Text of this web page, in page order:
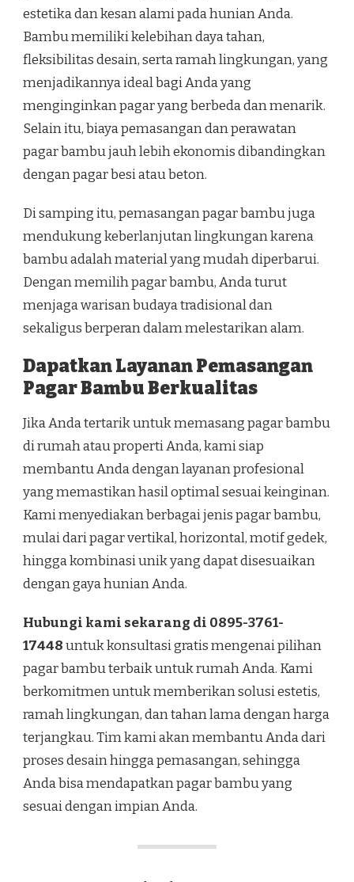
estetika dan kesan alami pada hunian Anda.
Bambu memiliki kelebihan daya tahan,
fleksibilitas desain, serta ramah lingkungan, yang
menjadikannya ideal bagi Anda yang
menginginkan pagar yang berbeda dan menarik.
Selain itu, biaya pemasangan dan perawatan
pagar bambu jauh lebih ekonomis dibandingkan
dengan pagar besi atau beton.
Di samping itu, pemasangan pagar bambu juga
mendukung keberlanjutan lingkungan karena
bambu adalah material yang mudah diperbarui.
Dengan memilih pagar bambu, Anda turut
menjaga warisan budaya tradisional dan
sekaligus berperan dalam melestarikan alam.
Dapatkan Layanan Pemasangan
Pagar Bambu Berkualitas
Jika Anda tertarik untuk memasang pagar bambu
di rumah atau properti Anda, kami siap
membantu Anda dengan layanan profesional
yang memastikan hasil optimal sesuai keinginan.
Kami menyediakan berbagai jenis pagar bambu,
mulai dari pagar vertikal, horizontal, motif gedek,
hingga kombinasi unik yang dapat disesuaikan
dengan gaya hunian Anda.
Hubungi kami sekarang di 0895-3761-
17448untuk konsultasi gratis mengenai pilihan
pagar bambu terbaik untuk rumah Anda. Kami
berkomitmen untuk memberikan solusi estetis,
ramah lingkungan, dan tahan lama dengan harga
terjangkau. Tim kami akan membantu Anda dari
proses desain hingga pemasangan, sehingga
Anda bisa mendapatkan pagar bambu yang
sesuai dengan impian Anda.